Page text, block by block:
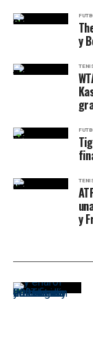
y
y